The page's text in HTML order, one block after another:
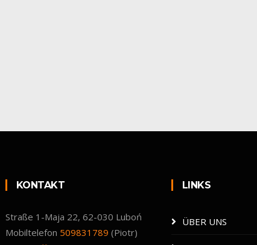
KONTAKT
Straße 1-Maja 22, 62-030 Luboń
Mobiltelefon 509831789 (Piotr)
LINKS
ÜBER UNS